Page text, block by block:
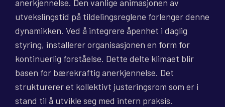
anerkjennelse. Den vanlige animasjonen av
utvekslingstid på tildelingsreglene forlenger denne
dynamikken. Ved å integrere åpenhet i daglig
styring, installerer organisasjonen en form for
kontinuerlig forståelse. Dette delte klimaet blir
basen for bærekraftig anerkjennelse. Det
strukturerer et kollektivt justeringsrom som er i
stand til å utvikle seg med intern praksis.